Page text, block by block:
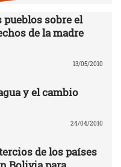
sobre el
de la madre
13/05/2010
y el cambio
24/04/2010
de los países